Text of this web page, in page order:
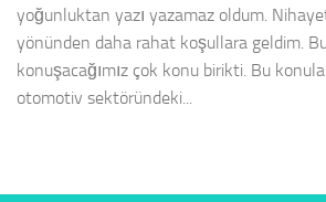
yoğunluktan yazı yazamaz oldum.
yönünden daha rahat koşullara geldim.
konuşacağımız çok konu birikti. Bu
otomotiv sektöründeki...